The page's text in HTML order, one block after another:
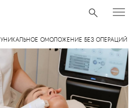
УНИКАЛЬНОЕ ОМОЛОЖЕНИЕ БЕЗ ОПЕРАЦИЙ И